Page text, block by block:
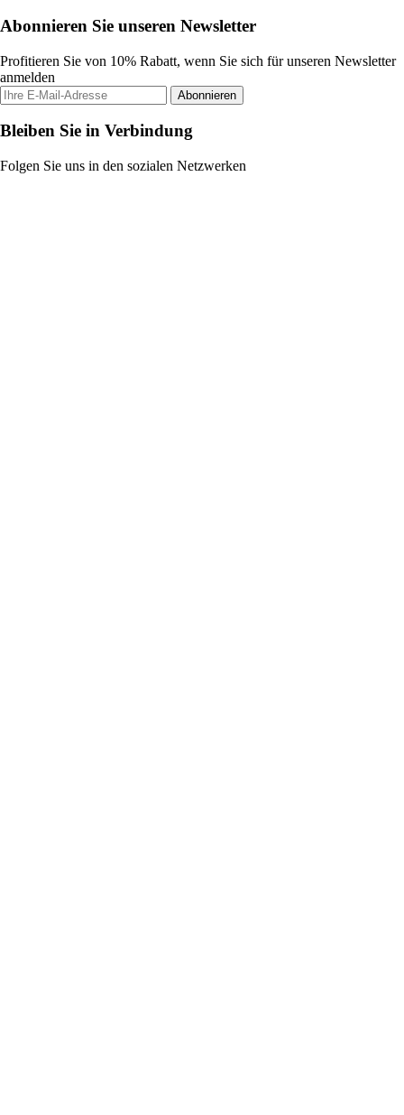
Abonnieren Sie unseren Newsletter
Profitieren Sie von 10% Rabatt, wenn Sie sich für unseren Newsletter
anmelden
Abonnieren
Bleiben Sie in Verbindung
Folgen Sie uns in den sozialen Netzwerken